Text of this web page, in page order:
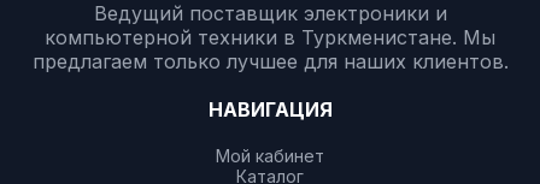
Ведущий поставщик электроники и
компьютерной техники в Туркменистане. Мы
предлагаем только лучшее для наших клиентов.
НАВИГАЦИЯ
Мой кабинет
Каталог